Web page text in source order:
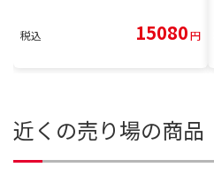
税込 15080円
近くの売り場の商品